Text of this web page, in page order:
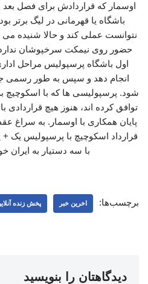
اوسمار که قراردادش برای فصل
باشگاه یا قهرمانی در لیگ برتر
نتوانست عملی کند و حالا شنیده
حضور روی نیمکت سرخپوشان
اول باشگاه پرسپولیس مراحل
انجام دهد و سپس به طور رسمی
شود. پرسپولیسی ها که با اسکوچیچ
توافق کرده اند، هنوز هیچ قراردادی
پایان همکاری با اوسمار. به سراغ
قرارداد اسکوچیچ با پرسپولیس یک +
با سه دستیار به ایران خواهد
برچسب‌ها: اخرین خبر پخش زنده
دیدگاهتان را بنویسید